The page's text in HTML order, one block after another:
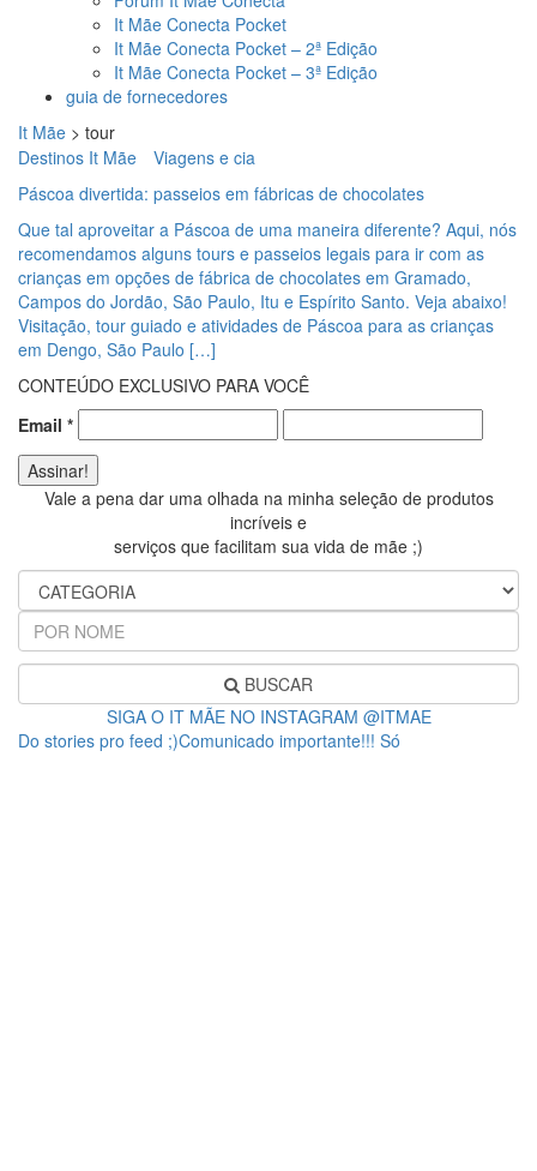
It Mãe Conecta Pocket
It Mãe Conecta Pocket – 2ª Edição
It Mãe Conecta Pocket – 3ª Edição
guia de fornecedores
It Mãe > tour
Destinos It Mãe
Viagens e cia
Páscoa divertida: passeios em fábricas de chocolates
Que tal aproveitar a Páscoa de uma maneira diferente? Aqui, nós
recomendamos alguns tours e passeios legais para ir com as
crianças em opções de fábrica de chocolates em Gramado,
Campos do Jordão, São Paulo, Itu e Espírito Santo. Veja abaixo!
Visitação, tour guiado e atividades de Páscoa para as crianças
em Dengo, São Paulo […]
CONTEÚDO EXCLUSIVO PARA VOCÊ
Email *
Vale a pena dar uma olhada na minha seleção de produtos
incríveis e
serviços que facilitam sua vida de mãe ;)
BUSCAR
SIGA O IT MÃE NO INSTAGRAM @ITMAE
Do stories pro feed ;)Comunicado importante!!! Só